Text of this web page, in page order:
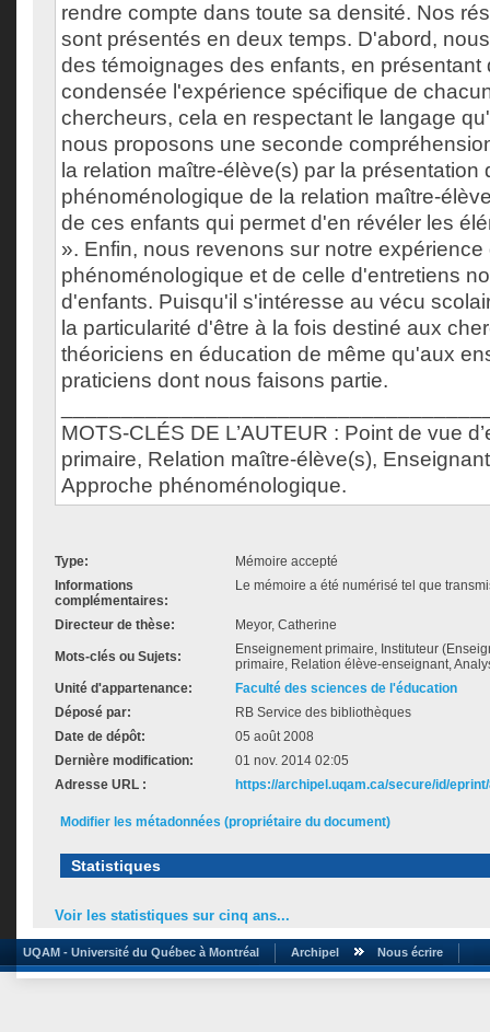
rendre compte dans toute sa densité. Nos
sont présentés en deux temps. D'abord,
des témoignages des enfants, en présentant
condensée l'expérience spécifique de
chercheurs, cela en respectant le langage
nous proposons une seconde
la relation maître-élève(s) par la présentation
phénoménologique de la relation maître-
de ces enfants qui permet d'en révéler les
». Enfin, nous revenons sur notre
phénoménologique et de celle d'entretiens
d'enfants. Puisqu'il s'intéresse au vécu
la particularité d'être à la fois destiné aux
théoriciens en éducation de même qu'aux
praticiens dont nous faisons partie.
MOTS-CLÉS DE L’AUTEUR : Point de vue
primaire, Relation maître-élève(s),
Approche phénoménologique.
Type:
Mémoire accepté
Informations
complémentaires:
Le mémoire a été numérisé tel que
Directeur de thèse: Meyor, Catherine
Mots-clés ou Sujets:
Enseignement primaire, Instituteur
primaire, Relation élève-enseignant,
Unité d'appartenance:
Faculté des sciences de l'éducation
Déposé par:
RB Service des bibliothèques
Date de dépôt:
05 août 2008
Dernière modification:
01 nov. 2014 02:05
Adresse URL :
https://archipel.uqam.ca/secure/id/
Modifier les métadonnées (propriétaire du document)
Statistiques
Voir les statistiques sur cinq ans...
UQAM - Université du Québec à Montréal Archipel Nous écrire